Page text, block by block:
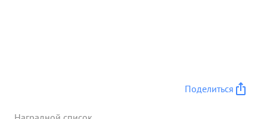
Поделиться